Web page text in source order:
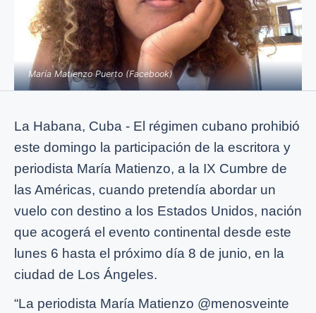
María Matienzo Puerto (Facebook)
La Habana, Cuba - El régimen cubano prohibió
este domingo la participación de la escritora y
periodista María Matienzo, a la IX Cumbre de
las Américas, cuando pretendía abordar un
vuelo con destino a los Estados Unidos, nación
que acogerá el evento continental desde este
lunes 6 hasta el próximo día 8 de junio, en la
ciudad de Los Ángeles.
“La periodista María Matienzo @menosveinte